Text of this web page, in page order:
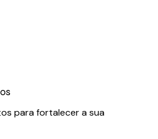
para fortalecer a sua